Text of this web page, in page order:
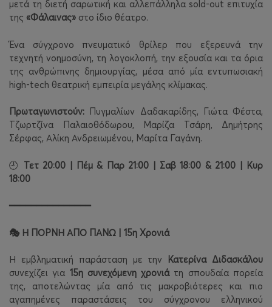
μετά τη διετή σαρωτική και αλλεπάλληλα sold-out επιτυχία
της «Φάλαινας» στο ίδιο θέατρο.
Ένα σύγχρονο πνευματικό θρίλερ που εξερευνά την
τεχνητή νοημοσύνη, τη λογοκλοπή, την εξουσία και τα όρια
της ανθρώπινης δημιουργίας, μέσα από μία εντυπωσιακή
high-tech θεατρική εμπειρία μεγάλης κλίμακας.
Πρωταγωνιστούν: Πυγμαλίων Δαδακαρίδης, Γιώτα Φέστα,
Τζωρτζίνα Παλαιοθόδωρου, Μαρίζα Τσάρη, Δημήτρης
Σέρφας, Αλίκη Ανδρειωμένου, Μαρίτα Γαγάνη.
🕘
Τετ 20:00 | Πέμ & Παρ 21:00 | Σαβ 18:00 & 21:00 | Κυρ
18:00
━━━━━━━━━━━━━━━
🎭 Η ΠΟΡΝΗ ΑΠΟ ΠΑΝΩ | 15η Χρονιά
Η εμβληματική παράσταση με την
Κατερίνα Διδασκάλου
συνεχίζει για 15η συνεχόμενη χρονιάτη σπουδαία πορεία
της, αποτελώντας μία από τις μακροβιότερες και πιο
αγαπημένες παραστάσεις του σύγχρονου ελληνικού